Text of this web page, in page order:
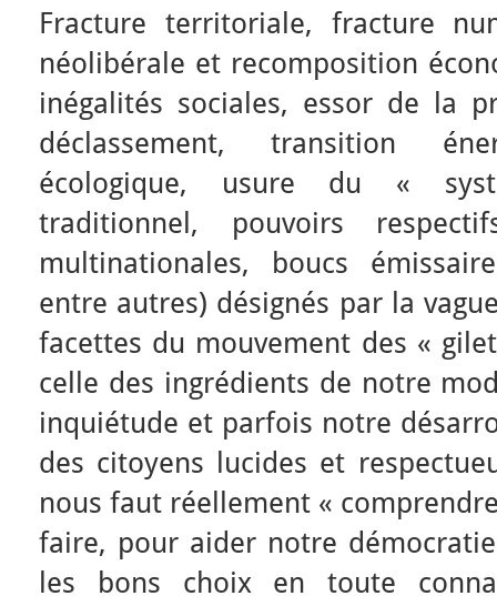
Fracture territoriale, fracture
néolibérale et recomposition
inégalités sociales, essor de la
déclassement, transition
écologique, usure du «
traditionnel, pouvoirs
multinationales, boucs
entre autres) désignés par la
facettes du mouvement des «
celle des ingrédients de notre
inquiétude et parfois notre
des citoyens lucides et
nous faut réellement «
faire, pour aider notre
les bons choix en toute